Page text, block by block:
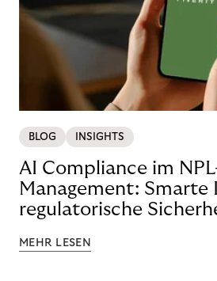
BLOG INSIGHTS
AI Compliance im
Management: Smarte
regulatorische
MEHR LESEN